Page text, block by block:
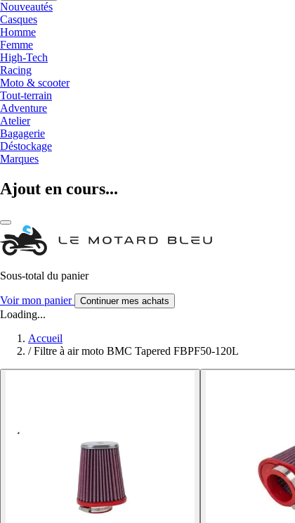
Nouveautés
Casques
Homme
Femme
High-Tech
Racing
Moto & scooter
Tout-terrain
Adventure
Atelier
Bagagerie
Déstockage
Marques
Ajout en cours...
Sous-total du panier
Voir mon panier Continuer mes achats
Loading...
Accueil
/ Filtre à air moto BMC Tapered FBPF50-120L